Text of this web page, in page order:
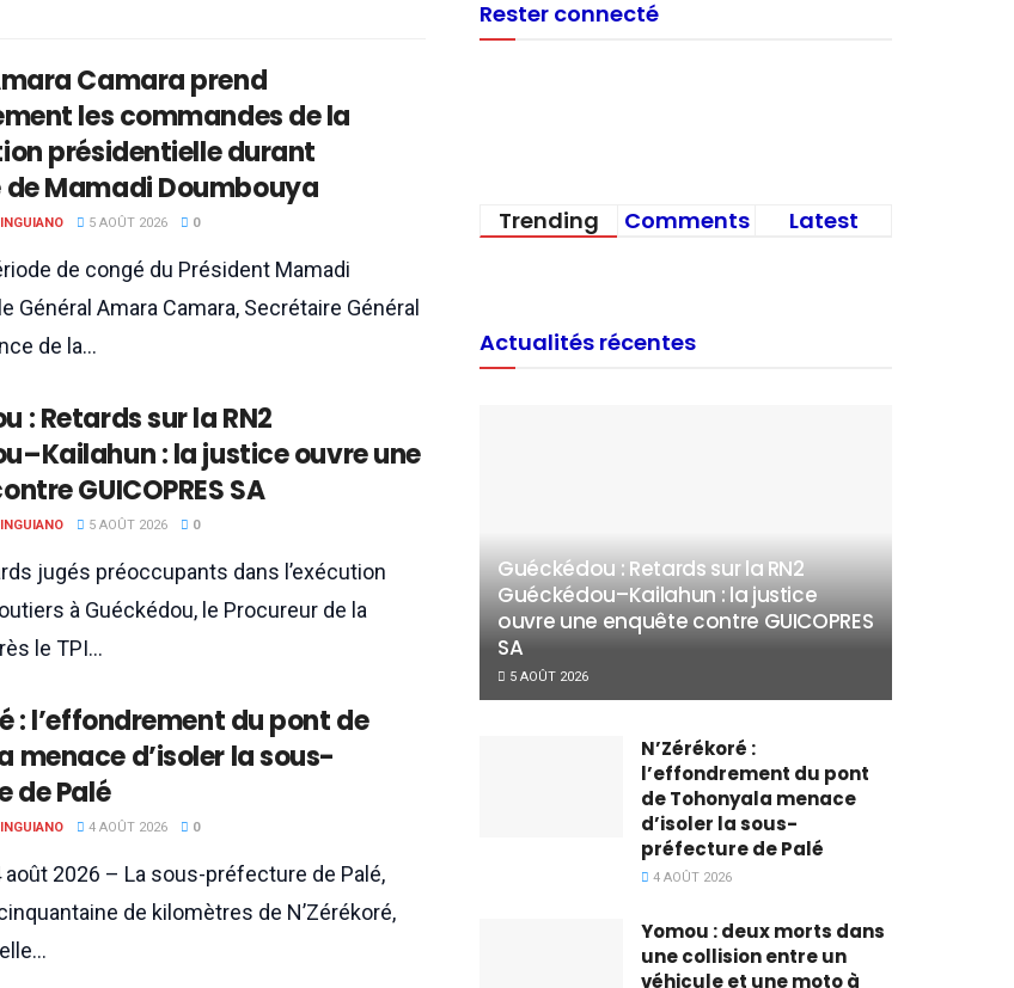
Camara prend
les commandes de la
présidentielle durant
de Mamadi Doumbouya
5 AOÛT 2026 0
de congé du Président Mamadi
Général Amara Camara, Secrétaire Général
de la...
: Retards sur la RN2
: la justice ouvre une
GUICOPRES SA
5 AOÛT 2026 0
jugés préoccupants dans l’exécution
à Guéckédou, le Procureur de la
le TPI...
: l’effondrement du pont de
menace d’isoler la sous-
de Palé
4 AOÛT 2026 0
août 2026 – La sous-préfecture de Palé,
de kilomètres de N’Zérékoré,
Rester connecté
Trending Comments Latest
Actualités récentes
Guéckédou : Retards sur la RN2
Guéckédou–Kailahun : la justice
ouvre une enquête contre GUICOPRES
SA
5 AOÛT 2026
N’Zérékoré :
l’effondrement du pont
de Tohonyala menace
d’isoler la sous-
préfecture de Palé
4 AOÛT 2026
Yomou : deux morts dans
une collision entre un
véhicule et une moto à